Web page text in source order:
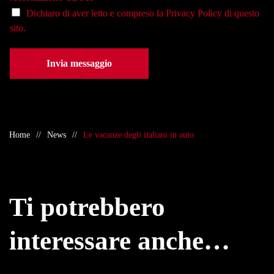
Dichiaro di aver letto e compreso la Privacy Policy di questo
sito.
Invia messaggio
Home News Le vacanze degli italiani in auto
Ti potrebbero
interessare anche…